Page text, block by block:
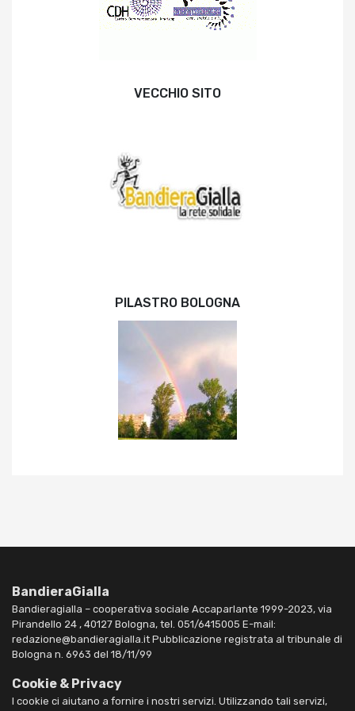
VECCHIO SITO
PILASTRO BOLOGNA
BandieraGialla
Bandieragialla – cooperativa sociale Accaparlante 1999-2023, via
Pirandello 24 , 40127 Bologna, tel. 051/6415005 E-mail:
redazione@bandieragialla.it Pubblicazione registrata al tribunale di
Bologna n. 6963 del 18/11/99
Cookie & Privacy
I cookie ci aiutano a fornire i nostri servizi. Utilizzando tali servizi,